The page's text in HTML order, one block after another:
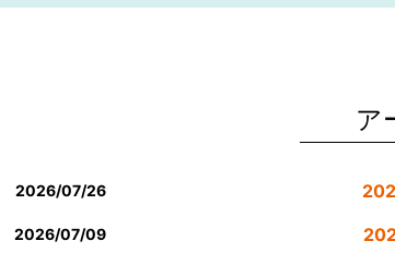
2026/07/26
2026/07/09
ア